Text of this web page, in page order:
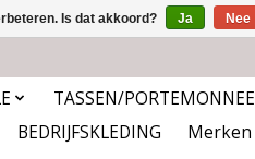
TASSEN/PORTEMONNEE
BEDRIJFSKLEDING Merken
Is dat akkoord? Ja Nee